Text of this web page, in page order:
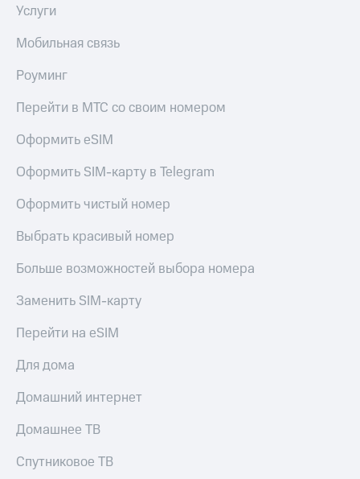
Услуги
Мобильная связь
Роуминг
Перейти в МТС со своим номером
Оформить eSIM
Оформить SIM-карту в Telegram
Оформить чистый номер
Выбрать красивый номер
Больше возможностей выбора номера
Заменить SIM-карту
Перейти на eSIM
Для дома
Домашний интернет
Домашнее ТВ
Спутниковое ТВ